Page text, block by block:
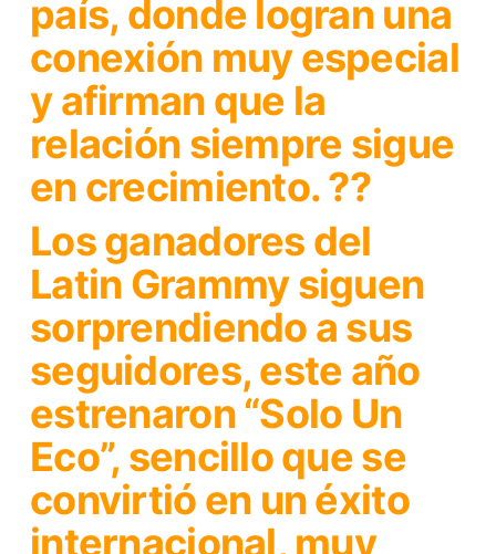
país, donde logran una
conexión muy especial
y afirman que la
relación siempre sigue
en crecimiento. ??
Los ganadores del
Latin Grammy siguen
sorprendiendo a sus
seguidores, este año
estrenaron “Solo Un
Eco”, sencillo que se
convirtió en un éxito
internacional, muy